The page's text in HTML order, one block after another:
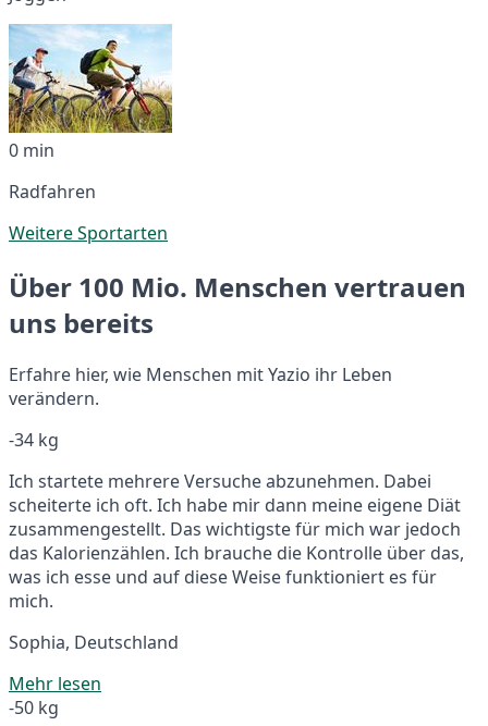
0 min
Radfahren
Weitere Sportarten
Über 100 Mio. Menschen vertrauen
uns bereits
Erfahre hier, wie Menschen mit Yazio ihr Leben
verändern.
-34 kg
Ich startete mehrere Versuche abzunehmen. Dabei
scheiterte ich oft. Ich habe mir dann meine eigene Diät
zusammengestellt. Das wichtigste für mich war jedoch
das Kalorienzählen. Ich brauche die Kontrolle über das,
was ich esse und auf diese Weise funktioniert es für
mich.
Sophia, Deutschland
Mehr lesen
-50 kg